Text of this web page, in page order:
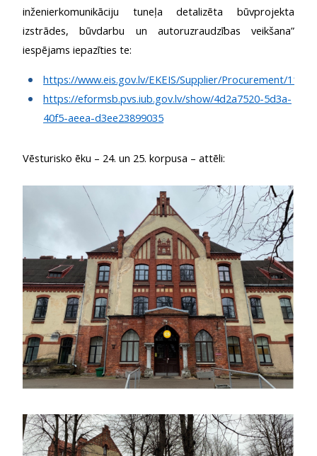
inženierkomunikāciju tuneļa detalizēta būvprojekta
izstrādes, būvdarbu un autoruzraudzības veikšana”
iespējams iepazīties te:
https://www.eis.gov.lv/EKEIS/Supplier/Procurement/
https://eformsb.pvs.iub.gov.lv/show/4d2a7520-5d3a-
40f5-aeea-d3ee23899035
Vēsturisko ēku – 24. un 25. korpusa – attēli: